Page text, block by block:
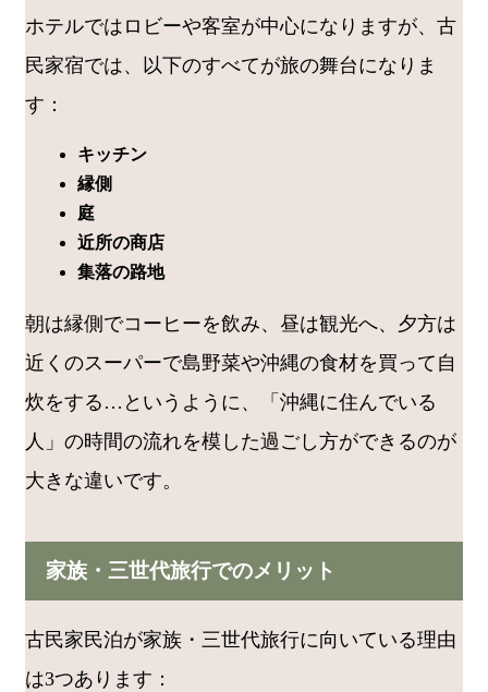
ホテルではロビーや客室が中心になりますが、古
民家宿では、以下のすべてが旅の舞台になりま
す：
キッチン
縁側
庭
近所の商店
集落の路地
朝は縁側でコーヒーを飲み、昼は観光へ、夕方は
近くのスーパーで島野菜や沖縄の食材を買って自
炊をする…というように、「沖縄に住んでいる
人」の時間の流れを模した過ごし方ができるのが
大きな違いです。
家族・三世代旅行でのメリット
古民家民泊が家族・三世代旅行に向いている理由
は3つあります：